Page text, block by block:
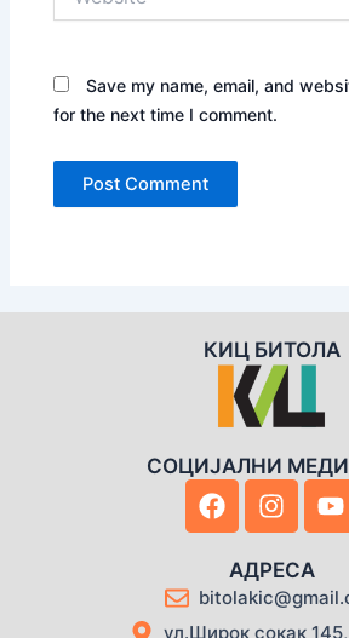
Save my name, email, and
for the next time I comment.
КИЦ БИТОЛА
СОЦИЈАЛНИ
F
a
b
o
I
n
t
a
g
Y
o
u
b
АДРЕСА
ул.Широк сокак